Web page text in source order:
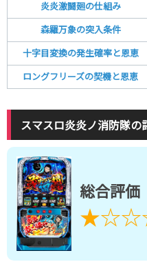
炎炎激闘廻の仕組み
森羅万象の突入条件
十字目変換の発生確率と恩恵
ロングフリーズの契機と恩恵
スマスロ炎炎ノ消防隊の
総合評価
★☆☆